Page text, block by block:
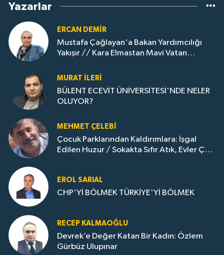
Yazarlar
ERCAN DEMIR
Mustafa Çağlayan'a Bakan Yardımcılığı
Yakışır // ​Kara Elmastan Mavi Vatan
MURAT İLERI
BÜLENT ECEVİT ÜNİVERSİTESİ'NDE NELER
OLUYOR?
MEHMET ÇELEBI
Çocuk Parklarından Kaldırımlara: İşgal
Edilen Huzur / Sokakta Sıfır Atık, Evler Çöp
EROL SARIAL
CHP'Yİ BÖLMEK TÜRKİYE'Yİ BÖLMEK
RECEP KALMAOĞLU
Devrek’e Değer Katan Bir Kadın: Özlem
Gürbüz Ulupınar